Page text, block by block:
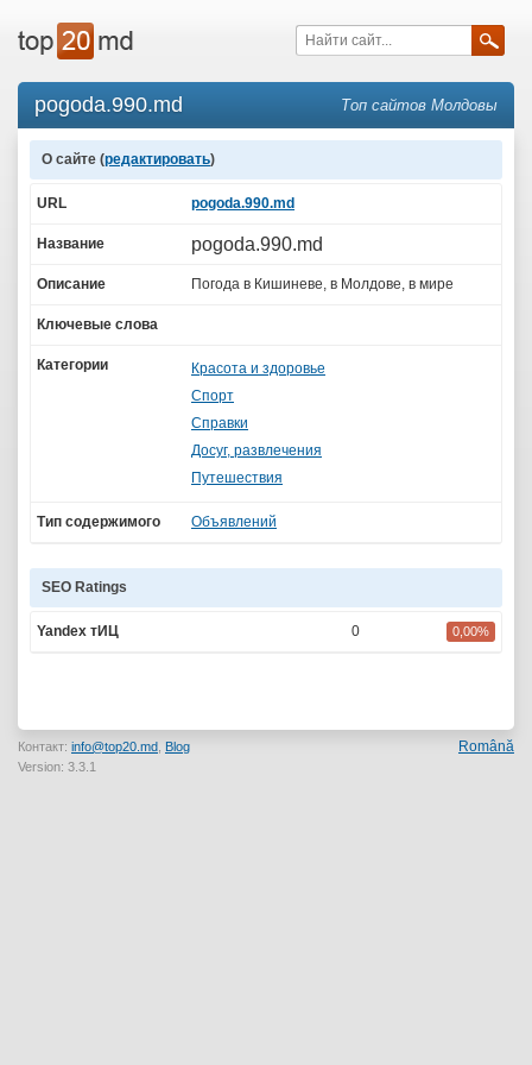
pogoda.990.md Топ сайтов Молдовы
О сайте (редактировать)
URL pogoda.990.md
Название pogoda.990.md
Описание Погода в Кишиневе, в Молдове, в мире
Ключевые слова
Категории
Красота и здоровье
Спорт
Справки
Досуг, развлечения
Путешествия
Тип содержимого Объявлений
SEO Ratings
Yandex тИЦ 0 0,00%
Контакт: info@top20.md Blog
Version: 3.3.1
Română